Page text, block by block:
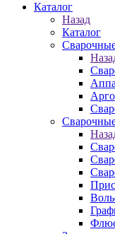
Каталог
Назад
Каталог